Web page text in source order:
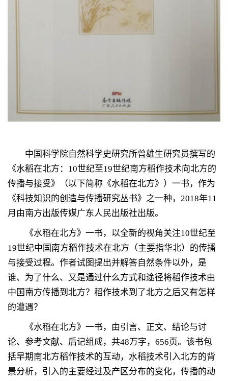
中国科学院自然科学史研究所曾雄生研究员撰写的
《水稻在北方： 10世纪至19世纪南方稻作技术向北方的
传播与接受》（以下简称《水稻在北方》）一书，作为
《科技知识的创造与传播研究丛书》之一种， 2018年11
月由南方出版传媒广东人民出版社出版。
《水稻在北方》一书，以全新的视角关注10世纪至
19世纪中国南方稻作技术在北方（主要指华北）的传播
与接受过程。作者试图提出并解答自然条件以外，是
谁、为了什么、又是通过什么方式和途径将稻作技术由
中国南方传播到北方？稻作技术到了北方之后又有怎样
的遭遇？
《水稻在北方》一书，由引言、正文、结论与讨
论、参考文献、后记组成，共48万字， 656 页。该书包
括早期南北方稻作技术的互动，水稻技术引入北方的背
景分析，引入的主要经过及产区分布的变化，传播的动